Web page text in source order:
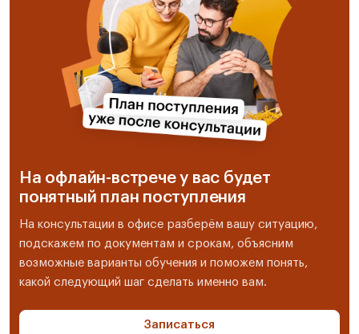
На офлайн-встрече у вас будет
понятный план поступления
На консультации в офисе разберём вашу ситуацию,
подскажем по документам и срокам, объясним
возможные варианты обучения и поможем понять,
какой следующий шаг сделать именно вам.
Записаться